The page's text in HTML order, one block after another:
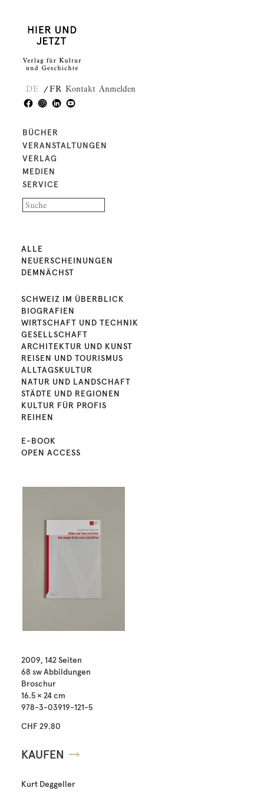
DE FR Kontakt Anmelden
BÜCHER
VERANSTALTUNGEN
VERLAG
MEDIEN
SERVICE
ALLE
NEUERSCHEINUNGEN
DEMNÄCHST
SCHWEIZ IM ÜBERBLICK
BIOGRAFIEN
WIRTSCHAFT UND TECHNIK
GESELLSCHAFT
ARCHITEKTUR UND KUNST
REISEN UND TOURISMUS
ALLTAGSKULTUR
NATUR UND LANDSCHAFT
STÄDTE UND REGIONEN
KULTUR FÜR PROFIS
REIHEN
E-BOOK
OPEN ACCESS
2009, 142 Seiten
68 sw Abbildungen
Broschur
16.5 × 24 cm
978-3-03919-121-5
CHF 29.80
KAUFEN
Kurt Deggeller